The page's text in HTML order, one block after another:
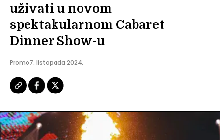
uživati u novom
spektakularnom Cabaret
Dinner Show-u
Promo7. listopada 2024.